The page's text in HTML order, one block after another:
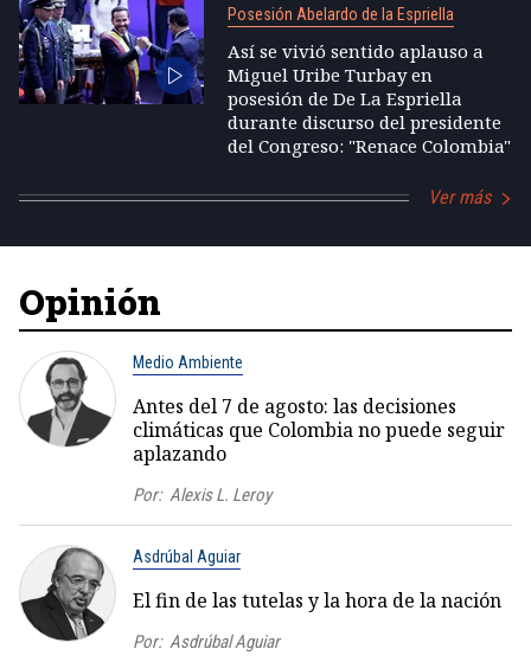
Posesión Abelardo de la Espriella
Así se vivió sentido aplauso a
Miguel Uribe Turbay en
posesión de De La Espriella
durante discurso del presidente
del Congreso: "Renace Colombia"
Ver más
Opinión
Medio Ambiente
Antes del 7 de agosto: las decisiones
climáticas que Colombia no puede seguir
aplazando
Por: Alexis L. Leroy
Asdrúbal Aguiar
El fin de las tutelas y la hora de la nación
Por: Asdrúbal Aguiar